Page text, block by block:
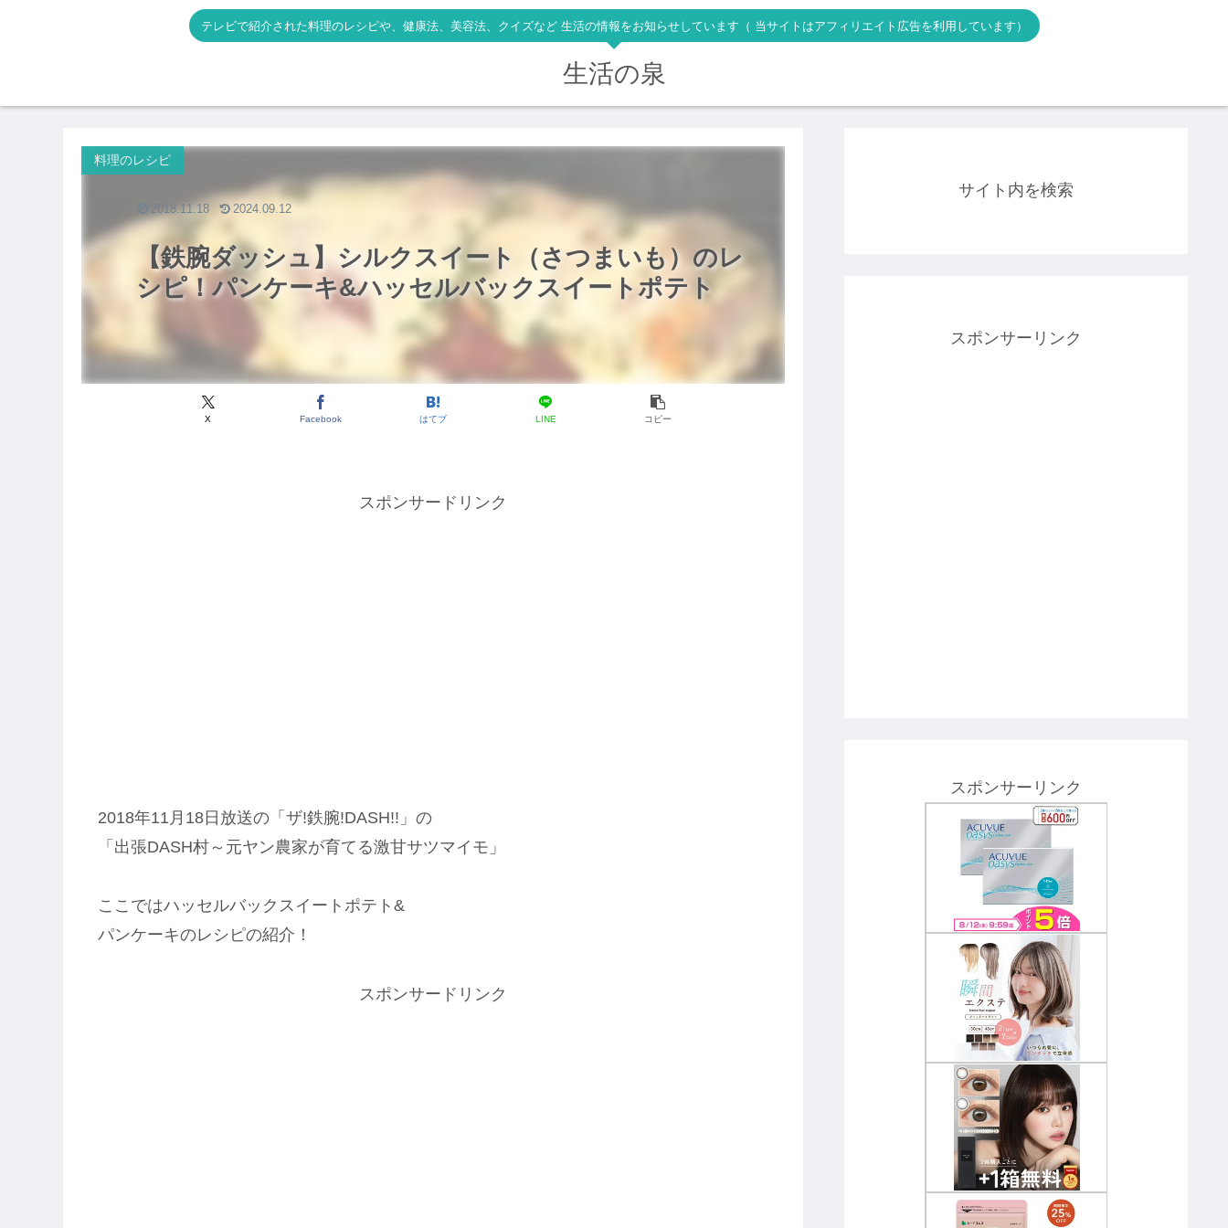
テレビで紹介された料理のレシピや、健康法、美容法、クイズなど 生活の情報をお知らせしています（ 当サイトはアフィリエイト広告を利用しています）
生活の泉
【鉄腕ダッシュ】シルクスイート（さつまいも）のレ
シピ！パンケーキ&ハッセルバックスイートポテト
料理のレシピ
X Facebook はてブ LINE コピー
2018.11.18 2024.09.12
スポンサードリンク
2018年11月18日放送の「ザ!鉄腕!DASH!!」の
「出張DASH村～元ヤン農家が育てる激甘サツマイモ」
ここではハッセルバックスイートポテト&
パンケーキのレシピの紹介！
スポンサードリンク
サイト内を検索
スポンサーリンク
スポンサーリンク